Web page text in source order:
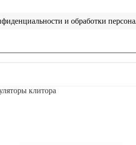
и обработки
клитора